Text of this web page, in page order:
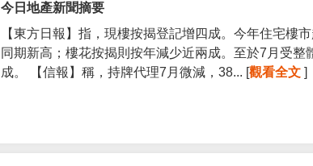
今日地產新聞摘要
【東方日報】指，現樓按揭登記增四成。今年住宅樓
同期新高；樓花按揭則按年減少近兩成。至於7月受
成。 【信報】稱，持牌代理7月微減，38... [觀看全文 ]